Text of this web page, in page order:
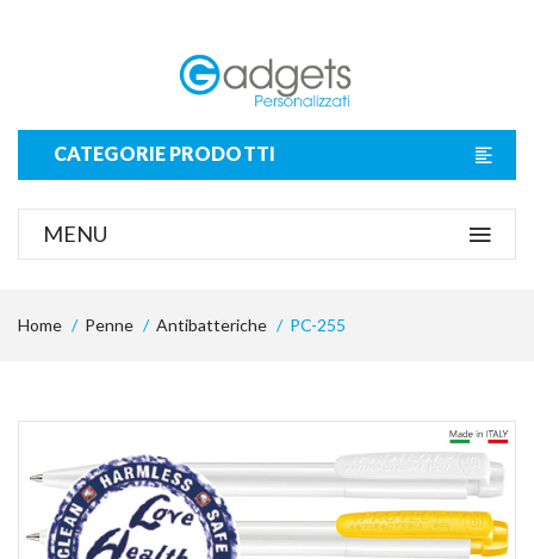
CATEGORIE PRODOTTI
MENU
Home Penne Antibatteriche PC-255